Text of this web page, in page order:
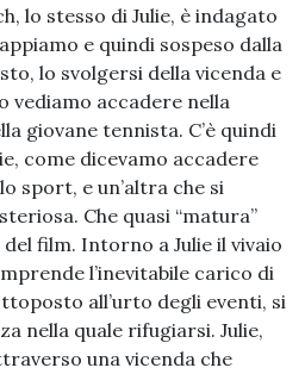
lo stesso di Julie, è indagato
e quindi sospeso dalla
lo svolgersi della vicenda e
vediamo accadere nella
giovane tennista. C’è quindi
come dicevamo accadere
sport, e un’altra che si
Che quasi “matura”
film. Intorno a Julie il vivaio
l’inevitabile carico di
all’urto degli eventi, si
nella quale rifugiarsi. Julie,
una vicenda che